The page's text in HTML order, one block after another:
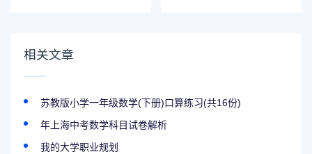
相关文章
苏教版小学一年级数学(下册)口算练习(共16份)
年上海中考数学科目试卷解析
我的大学职业规划